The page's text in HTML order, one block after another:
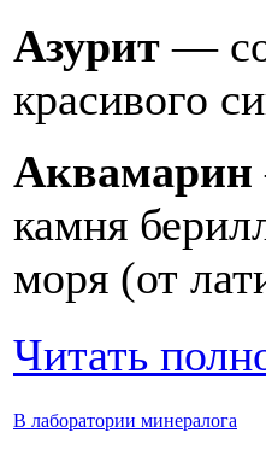
Азурит —
красивого
Аквамарин
камня
моря (от
Читать
В лаборатории минералога